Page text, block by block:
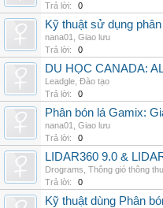
Trả lời:
0
Kỹ thuật sử dụng
nana01
Giao lưu
Trả lời:
0
DU HỌC CANADA:
Leadgle Đào tạo
Trả lời:
0
Phân bón lá Gamix:
nana01
Giao lưu
Trả lời:
0
LIDAR360 9.0 &
Drograms Thông gió thông
Trả lời:
0
Kỹ thuật dùng Phân